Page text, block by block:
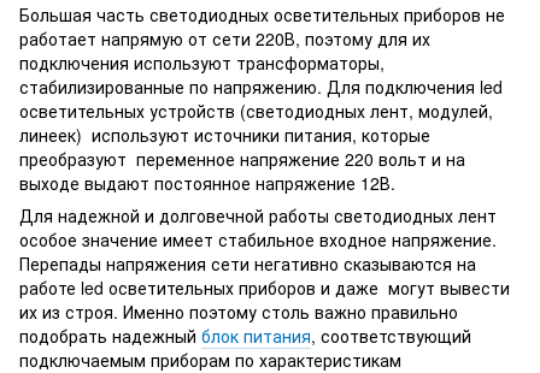
Большая часть светодиодных осветительных приборов не
работает напрямую от сети 220В, поэтому для их
подключения используют трансформаторы,
стабилизированные по напряжению. Для подключения led
осветительных устройств (светодиодных лент, модулей,
линеек) используют источники питания, которые
преобразуют переменное напряжение 220 вольт и на
выходе выдают постоянное напряжение 12В.
Для надежной и долговечной работы светодиодных лент
особое значение имеет стабильное входное напряжение.
Перепады напряжения сети негативно сказываются на
работе led осветительных приборов и даже могут вывести
их из строя. Именно поэтому столь важно правильно
подобрать надежный блок питания, соответствующий
подключаемым приборам по характеристикам